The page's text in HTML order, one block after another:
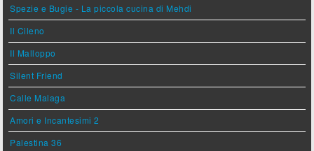
Spezie e Bugie - La piccola cucina di Mehdi
Il Cileno
Il Malloppo
Silent Friend
Calle Malaga
Amori e Incantesimi 2
Palestina 36